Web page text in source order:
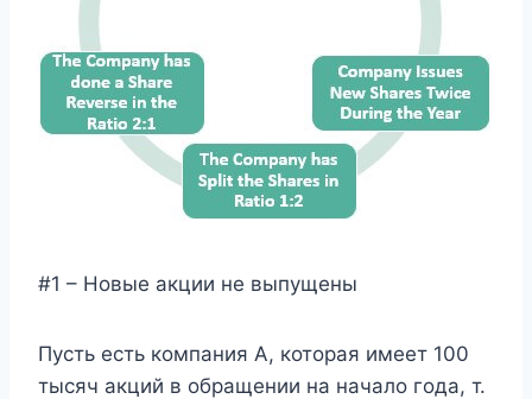
#1 – Новые акции не выпущены
Пусть есть компания А, которая имеет 100
тысяч акций в обращении на начало года, т.